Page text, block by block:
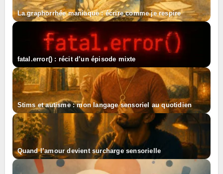
La graphorrhée maniaque : écrire comme je respire
fatal.error() : récit d’un épisode mixte
Stims et autisme : mon langage sensoriel au quotidien
Quand l’amour devient surcharge sensorielle